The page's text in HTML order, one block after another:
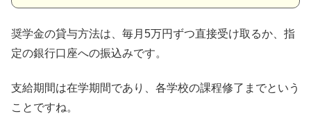
奨学金の貸与方法は、毎月5万円ずつ直接受け取るか、指
定の銀行口座への振込みです。
支給期間は在学期間であり、各学校の課程修了までという
ことですね。